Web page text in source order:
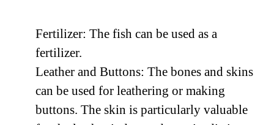
Fertilizer: The fish can be used as a
fertilizer.
Leather and Buttons: The bones and skins
can be used for leathering or making
buttons. The skin is particularly valuable